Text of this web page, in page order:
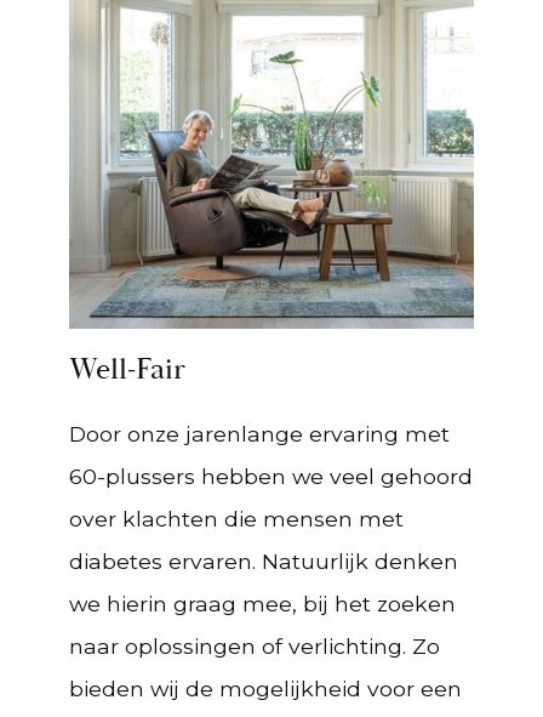
Well-Fair
Door onze jarenlange ervaring met
60-plussers hebben we veel gehoord
over klachten die mensen met
diabetes ervaren. Natuurlijk denken
we hierin graag mee, bij het zoeken
naar oplossingen of verlichting. Zo
bieden wij de mogelijkheid voor een